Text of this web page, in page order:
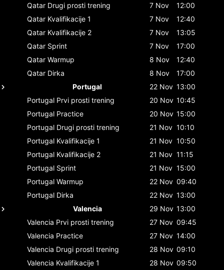
Qatar Drugi prosti trening 7 Nov
12:00
Qatar Kvalifikacije 1 7 Nov
12:40
Qatar Kvalifikacije 2 7 Nov
13:05
Qatar Sprint 7 Nov
17:00
Qatar Warmup 8 Nov
12:40
Qatar Dirka 8 Nov
17:00
Portugal
22 Nov 13:00
Portugal Prvi prosti trening 20 Nov 10:45
Portugal Practice 20 Nov 15:00
Portugal Drugi prosti trening 21 Nov 10:10
Portugal Kvalifikacije 1 21 Nov 10:50
Portugal Kvalifikacije 2 21 Nov 11:15
Portugal Sprint 21 Nov 15:00
Portugal Warmup 22 Nov 09:40
Portugal Dirka 22 Nov 13:00
Valencia
29 Nov 13:00
Valencia Prvi prosti trening 27 Nov 09:45
Valencia Practice 27 Nov 14:00
Valencia Drugi prosti trening 28 Nov 09:10
Valencia Kvalifikacije 1 28 Nov 09:50